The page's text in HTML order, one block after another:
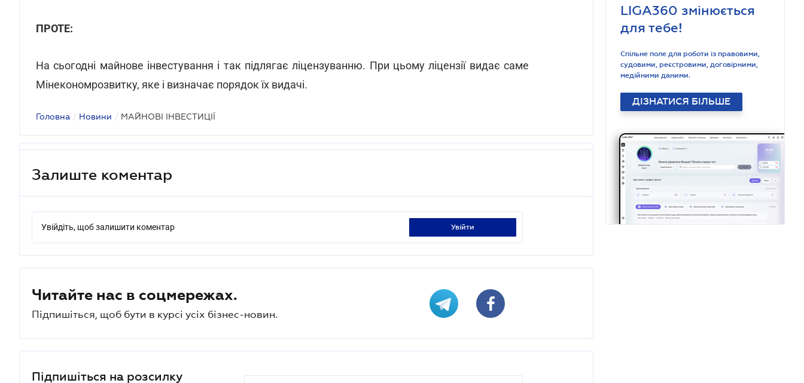
ПРОТЕ:
На сьогодні майнове інвестування і так підлягає ліцензуванню. При цьому ліцензії видає саме
Мінекономрозвитку, яке і визначає порядок їх видачі.
Головна / Новини / МАЙНОВІ ІНВЕСТИЦІЇ
Залиште коментар
Увійдіть, щоб залишити коментар увійти
Читайте нас в соцмережах.
Підпишіться, щоб бути в курсі усіх бізнес-новин.
Підпишіться на розсилку
LIGA360 змінюється
для тебе!
Спільне поле для роботи із правовими,
судовими, реєстровими, договірними,
медійними даними.
ДІЗНАТИСЯ БІЛЬШЕ